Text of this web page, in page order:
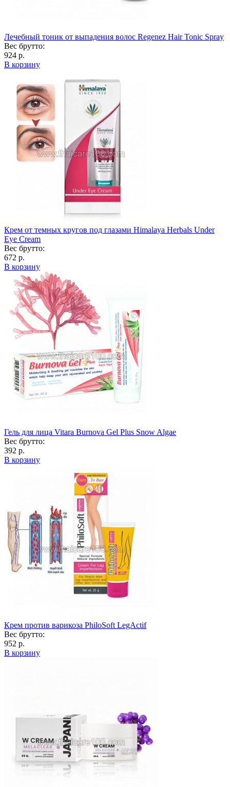
Лечебный тоник от выпадения волос Regenez Hair Tonic Spray
Вес брутто:
924 р.
В корзину
Крем от темных кругов под глазами Himalaya Herbals Under
Eye Cream
Вес брутто:
672 р.
В корзину
Гель для лица Vitara Burnova Gel Plus Snow Algae
Вес брутто:
392 р.
В корзину
Крем против варикоза PhiloSoft LegActif
Вес брутто:
952 р.
В корзину